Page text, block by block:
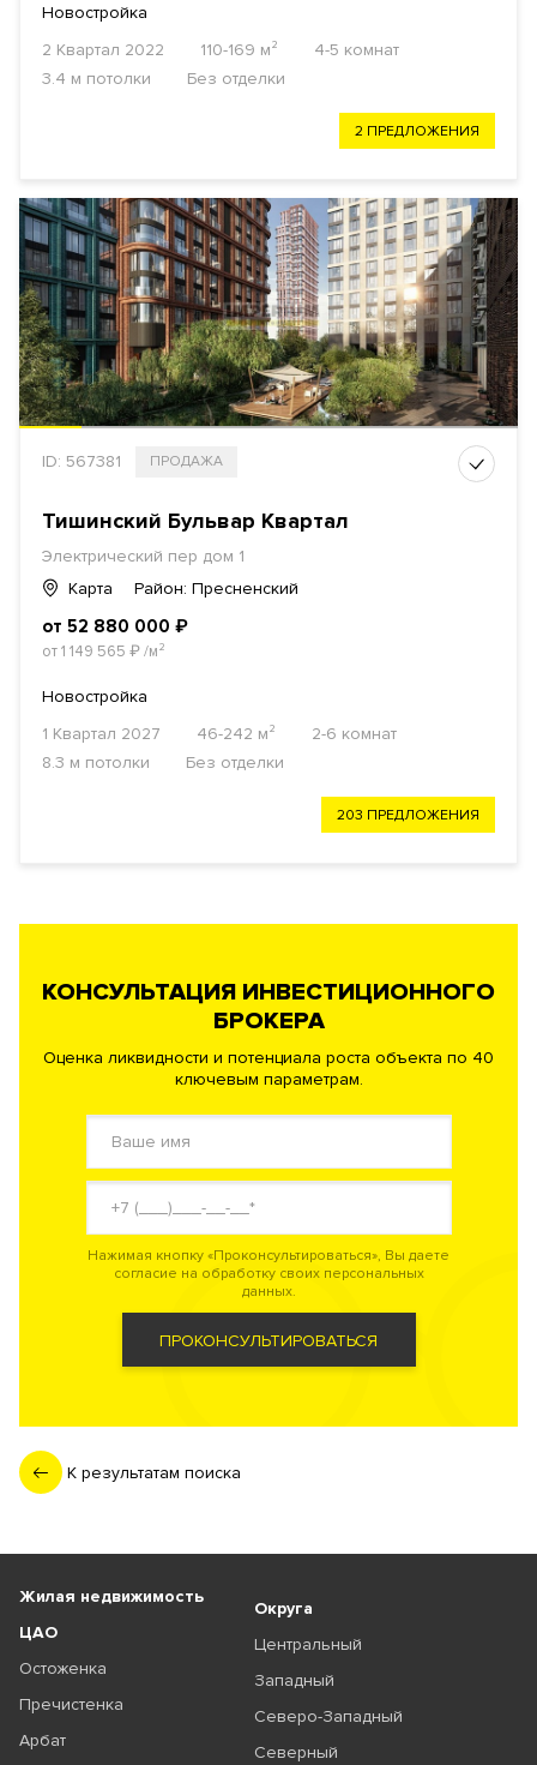
Новостройка
2 Квартал 2022
110-169 м²
4-5 комнат
3.4 м потолки
Без отделки
2 ПРЕДЛОЖЕНИЯ
ID: 567381 ПРОДАЖА
Тишинский Бульвар Квартал
Электрический пер дом 1
Карта
Район: Пресненский
от 52 880 000 ₽
от 1 149 565 ₽/м²
Новостройка
1 Квартал 2027
46-242 м²
2-6 комнат
8.3 м потолки
Без отделки
203 ПРЕДЛОЖЕНИЯ
КОНСУЛЬТАЦИЯ ИНВЕСТИЦИОННОГО
БРОКЕРА
Оценка ликвидности и потенциала роста объекта по 40
ключевым параметрам.
Нажимая кнопку «Проконсультироваться», Вы даете
согласие на обработку своих персональных
данных.
ПРОКОНСУЛЬТИРОВАТЬСЯ
К результатам поиска
Жилая недвижимость
ЦАО
Остоженка
Пречистенка
Арбат
Округа
Центральный
Западный
Северо-Западный
Северный